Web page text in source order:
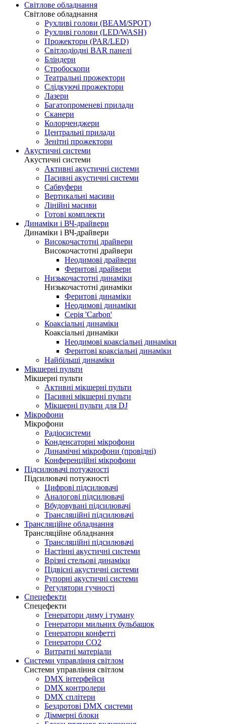
Світлове обладнання
Світлове обладнання
Рухливі голови (BEAM/SPOT)
Рухливі голови (LED/WASH)
Прожектори (PAR/LED)
Світлодіодні BAR панелі
Бліндери
Стробоскопи
Театральні прожектори
Слідкуючі прожектори
Лазери
Багатопроменеві прилади
Сканери
Колорченджери
Центральні прилади
Зенітні прожектори
Акустичні системи
Акустичні системи
Активні акустичні системи
Пасивні акустичні системи
Сабвуфери
Вертикальні масиви
Лінійні масиви
Готові комплекти
Динаміки і ВЧ-драйвери
Динаміки і ВЧ-драйвери
Високочастотні драйвери
Високочастотні драйвери
Неодимові драйвери
Феритові драйвери
Низькочастотні динаміки
Низькочастотні динаміки
Феритові динаміки
Неодимові динаміки
Серія 'Carbon'
Коаксіальні динаміки
Коаксіальні динаміки
Неодимові коаксіальні динаміки
Феритові коаксіальні динаміки
Найбільші динаміки
Мікшерні пульти
Мікшерні пульти
Активні мікшерні пульти
Пасивні мікшерні пульти
Мікшерні пульти для DJ
Мікрофони
Мікрофони
Радіосистеми
Конденсаторні мікрофони
Динамічні мікрофони (провідні)
Конференційні мікрофони
Підсилювачі потужності
Підсилювачі потужності
Цифрові підсилювачі
Аналогові підсилювачі
Вбудовувані підсилювачі
Трансляційні підсилювачі
Трансляційне обладнання
Трансляційне обладнання
Трансляційні підсилювачі
Настінні акустичні системи
Врізні стельові динаміки
Підвісні акустичні системи
Рупорні акустичні системи
Регулятори гучності
Спецефекти
Спецефекти
Генератори диму і туману
Генератори мильних бульбашок
Генератори конфетті
Генератори CO2
Витратні матеріали
Системи управління світлом
Системи управління світлом
DMX інтерфейси
DMX контролери
DMX сплітери
Бездротові DMX системи
Діммерні блоки